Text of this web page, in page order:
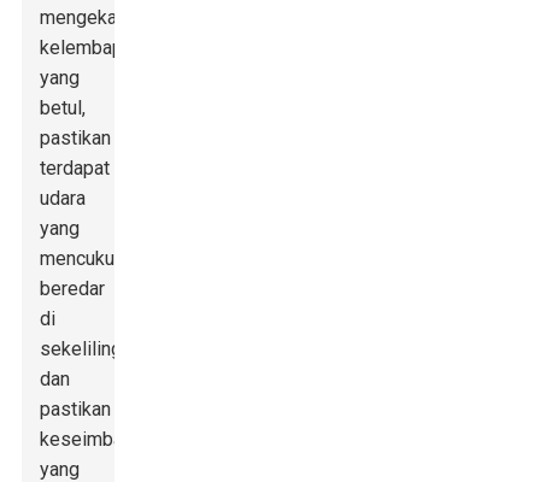
mengekalkan
kelembapan
yang
betul,
pastikan
terdapat
udara
yang
mencukupi
beredar
di
sekeliling,
dan
pastikan
keseimbangan
yang